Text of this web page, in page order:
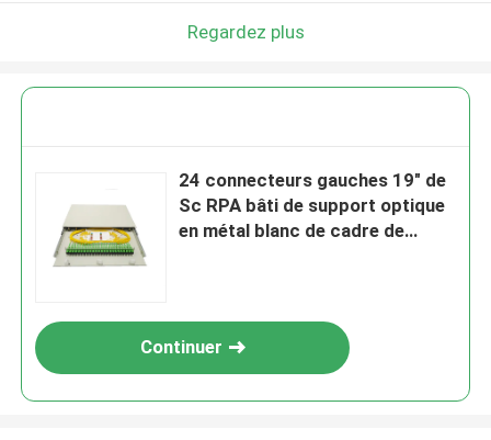
Regardez plus
24 connecteurs gauches 19" de
Sc RPA bâti de support optique
en métal blanc de cadre de
Continuer